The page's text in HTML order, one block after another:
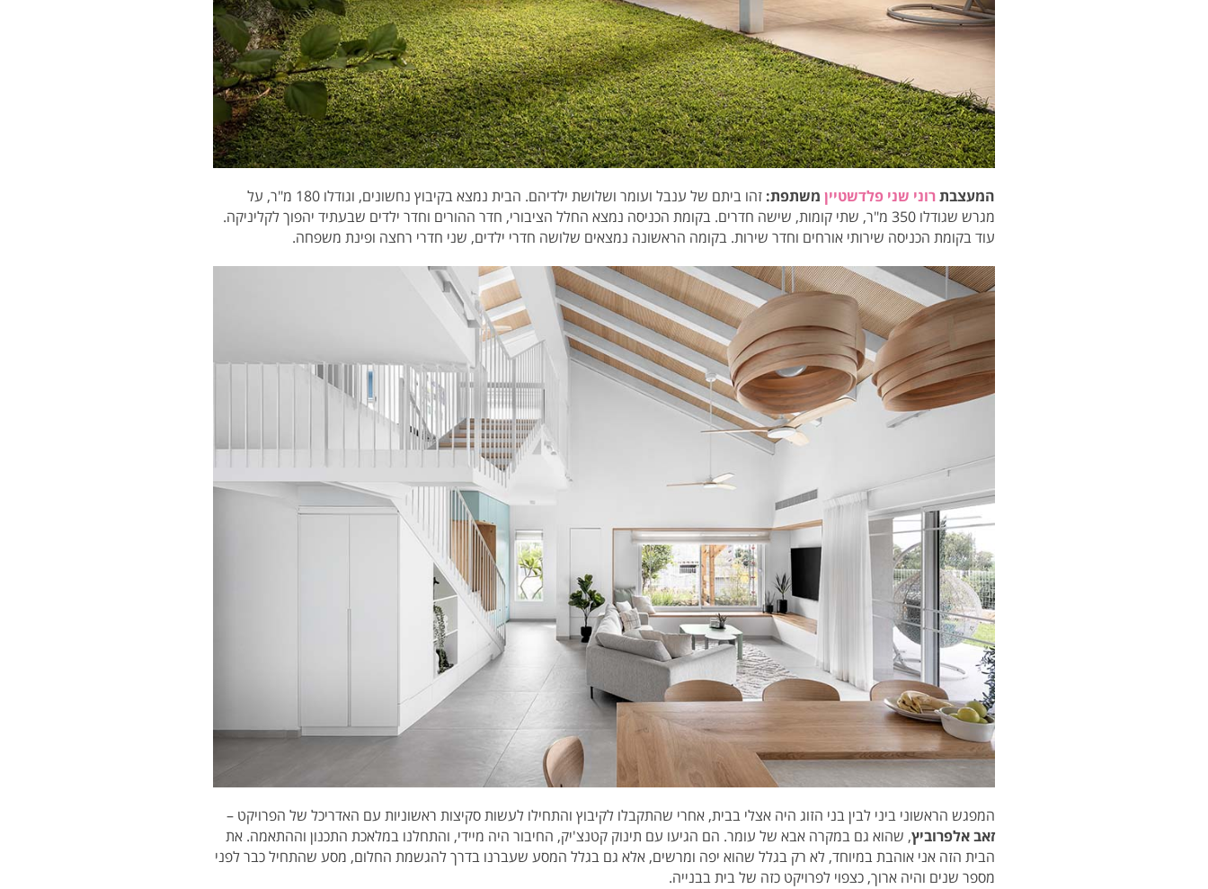
המעצבתרוני שני פלדשטיין משתפת:
זהו ביתם של ענבל ועומר ושלושת ילדיהם. הבית נמצא בקיבוץ נחשונים, וגודלו 180 מ"ר, על
מגרש שגודלו 350 מ"ר, שתי קומות, שישה חדרים. בקומת הכניסה נמצא החלל הציבורי, חדר ההורים וחדר ילדים שבעתיד יהפוך לקליניקה.
עוד בקומת הכניסה שירותי אורחים וחדר שירות. בקומה הראשונה נמצאים שלושה חדרי ילדים, שני חדרי רחצה ופינת משפחה.
המפגש הראשוני ביני לבין בני הזוג היה אצלי בבית, אחרי שהתקבלו לקיבוץ והתחילו לעשות סקיצות ראשוניות עם האדריכל של הפרויקט –
זאב אלפרוביץ, שהוא גם במקרה אבא של עומר. הם הגיעו עם תינוק קטנצ'יק, החיבור היה מיידי, והתחלנו במלאכת התכנון וההתאמה. את
הבית הזה אני אוהבת במיוחד, לא רק בגלל שהוא יפה ומרשים, אלא גם בגלל המסע שעברנו בדרך להגשמת החלום, מסע שהתחיל כבר לפני
מספר שנים והיה ארוך, כצפוי לפרויקט כזה של בית בבנייה.